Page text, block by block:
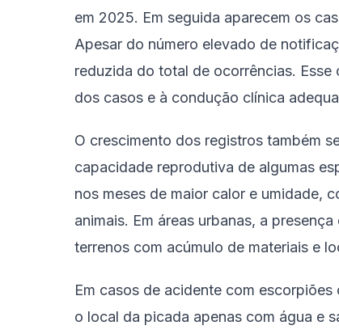
em 2025. Em seguida aparecem os
Apesar do número elevado de
reduzida do total de ocorrências.
dos casos e à condução clínica
O crescimento dos registros também
capacidade reprodutiva de algumas
nos meses de maior calor e umidade,
animais. Em áreas urbanas, a
terrenos com acúmulo de materiais e
Em casos de acidente com
o local da picada apenas com água e